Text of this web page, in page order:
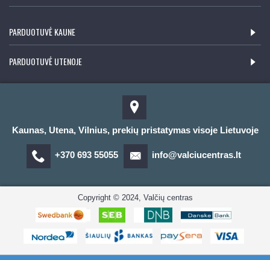
PARDUOTUVĖ KAUNE
PARDUOTUVĖ UTENOJE
Kaunas, Utena, Vilnius, prekių pristatymas visoje Lietuvoje
+370 693 55055 info@valciucentras.lt
Copyright © 2024, Valčių centras